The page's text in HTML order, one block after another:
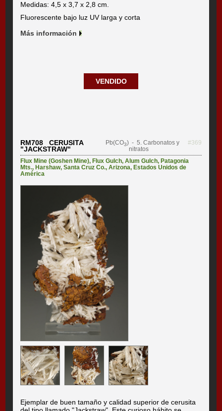
Medidas: 4,5 x 3,7 x 2,8 cm.
Fluorescente bajo luz UV larga y corta
Más información
VENDIDO
RM708 CERUSITA
"JACKSTRAW"
Pb(CO3) - 5. Carbonatos y
nitratos
#369
Flux Mine (Goshen Mine), Flux Gulch, Alum Gulch, Patagonia
Mts., Harshaw,Santa Cruz Co.,Arizona, Estados Unidos de
América
Ejemplar de buen tamaño y calidad superior de cerusita